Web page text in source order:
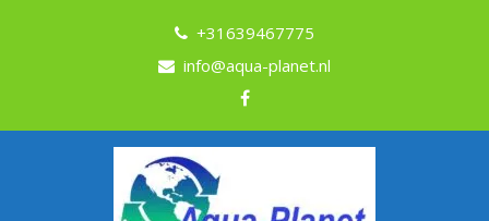
+31639467775
info@aqua-planet.nl